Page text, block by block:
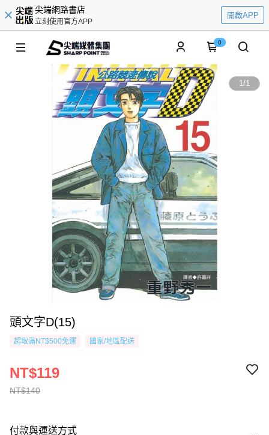
尖端網路書店
立刻使用官方APP
開啟APP
0
1/1
頭文字D(15)
超取滿NT$500免運 國家/地區配送
NT$140
NT$119
付款與運送方式